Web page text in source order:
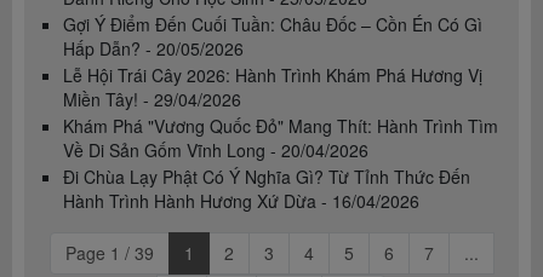
Gợi Ý Điểm Đến Cuối Tuần: Châu Đốc – Cồn Én Có Gì
Hấp Dẫn? - 20/05/2026
Lễ Hội Trái Cây 2026: Hành Trình Khám Phá Hương Vị
Miền Tây! - 29/04/2026
Khám Phá "Vương Quốc Đỏ" Mang Thít: Hành Trình Tìm
Về Di Sản Gốm Vĩnh Long - 20/04/2026
Đi Chùa Lạy Phật Có Ý Nghĩa Gì? Từ Tỉnh Thức Đến
Hành Trình Hành Hương Xứ Dừa - 16/04/2026
Page 1 / 39 1 2 3 4 5 6 7
...